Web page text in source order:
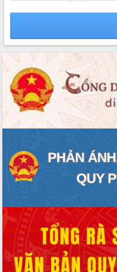
UBND CÁC XÃ, PHƯỜNG
THÔNG TIN CHỈ ĐẠO ĐIỀU HÀNH
VĂN BẢN HĐND TỈNH
ĐIỂM TIN VĂN BẢN